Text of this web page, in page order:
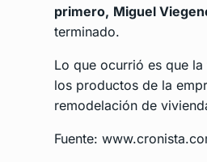
primero, Miguel
terminado.
Lo que ocurrió es que la
los productos de la
remodelación de
Fuente: